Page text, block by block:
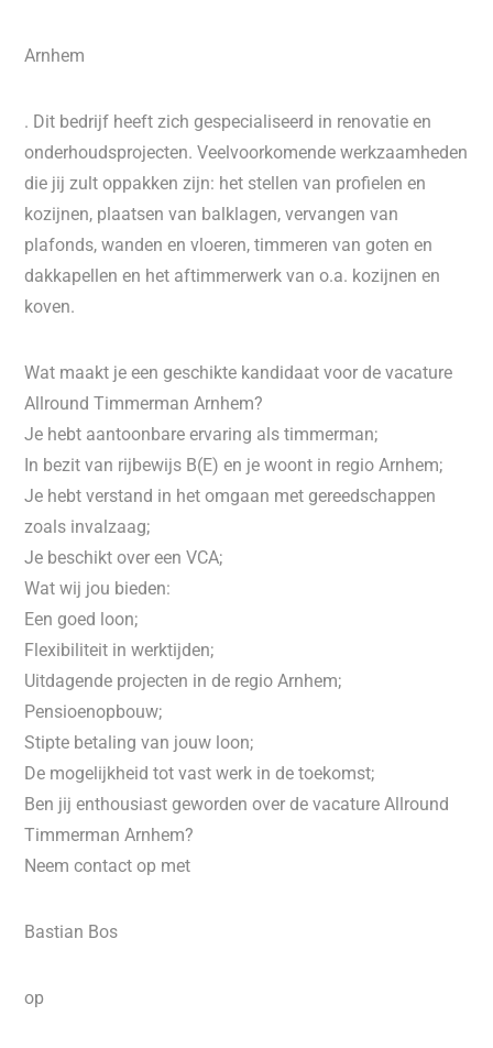
Arnhem
. Dit bedrijf heeft zich gespecialiseerd in renovatie en
onderhoudsprojecten. Veelvoorkomende werkzaamheden
die jij zult oppakken zijn: het stellen van profielen en
kozijnen, plaatsen van balklagen, vervangen van
plafonds, wanden en vloeren, timmeren van goten en
dakkapellen en het aftimmerwerk van o.a. kozijnen en
koven.
Wat maakt je een geschikte kandidaat voor de vacature
Allround Timmerman Arnhem?
Je hebt aantoonbare ervaring als timmerman;
In bezit van rijbewijs B(E) en je woont in regio Arnhem;
Je hebt verstand in het omgaan met gereedschappen
zoals invalzaag;
Je beschikt over een VCA;
Wat wij jou bieden:
Een goed loon;
Flexibiliteit in werktijden;
Uitdagende projecten in de regio Arnhem;
Pensioenopbouw;
Stipte betaling van jouw loon;
De mogelijkheid tot vast werk in de toekomst;
Ben jij enthousiast geworden over de vacature Allround
Timmerman Arnhem?
Neem contact op met
Bastian Bos
op